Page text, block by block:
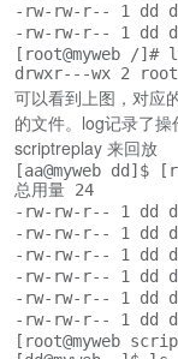
-rw-rw-r-- 1 dd
-rw-rw-r-- 1 dd
[root@myweb /
drwxr---wx 2
可以看到上图，对应
的文件。log记录了
scriptreplay 来回放
[aa@myweb dd]$
总用量 24
-rw-rw-r-- 1 dd
-rw-rw-r-- 1 dd
-rw-rw-r-- 1 dd
-rw-rw-r-- 1 dd
-rw-rw-r-- 1 dd
-rw-rw-r-- 1 dd
[root@myweb